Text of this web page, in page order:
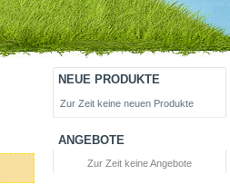
NEUE PRODUKTE
Zur Zeit keine neuen Produkte
ANGEBOTE
Zur Zeit keine Angebote